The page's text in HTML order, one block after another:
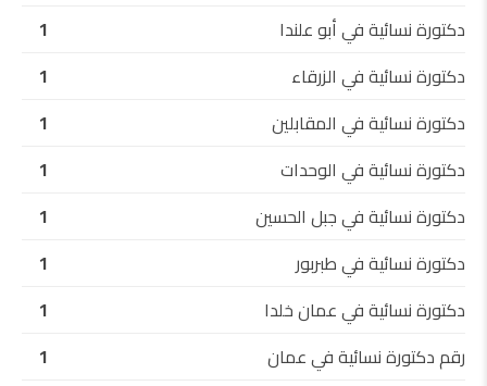
دكتورة نسائية في أبو علندا
1
دكتورة نسائية في الزرقاء
1
دكتورة نسائية في المقابلين
1
دكتورة نسائية في الوحدات
1
دكتورة نسائية في جبل الحسين
1
دكتورة نسائية في طبربور
1
دكتورة نسائية في عمان خلدا
1
رقم دكتورة نسائية في عمان
1